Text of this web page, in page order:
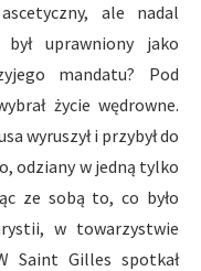
ale nadal
uprawniony jako
mandatu? Pod
życie wędrowne.
wyruszył i przybył do
odziany w jedną tylko
ze sobą to, co było
w towarzystwie
Saint Gilles spotkał